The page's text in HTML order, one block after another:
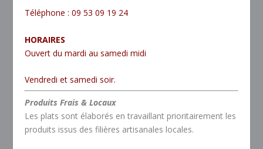
Téléphone : 09 53 09 19 24
HORAIRES
Ouvert du mardi au samedi midi
Vendredi et samedi soir.
Produits Frais & Locaux
Les plats sont élaborés en travaillant prioritairement les
produits issus des filières artisanales locales.